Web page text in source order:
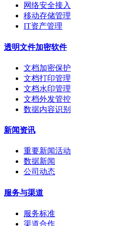
网络安全接入
移动存储管理
IT资产管理
透明文件加密软件
文档加密保护
文档打印管理
文档水印管理
文档外发管控
数据内容识别
新闻资讯
重要新闻活动
数据新闻
公司动态
服务与渠道
服务标准
渠道合作